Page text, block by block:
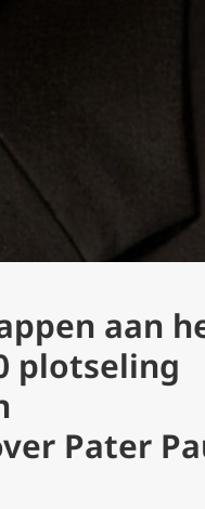
aan
plotseling
Pater